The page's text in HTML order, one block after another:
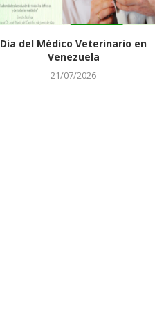
Dia del Médico Veterinario en
Venezuela
21/07/2026